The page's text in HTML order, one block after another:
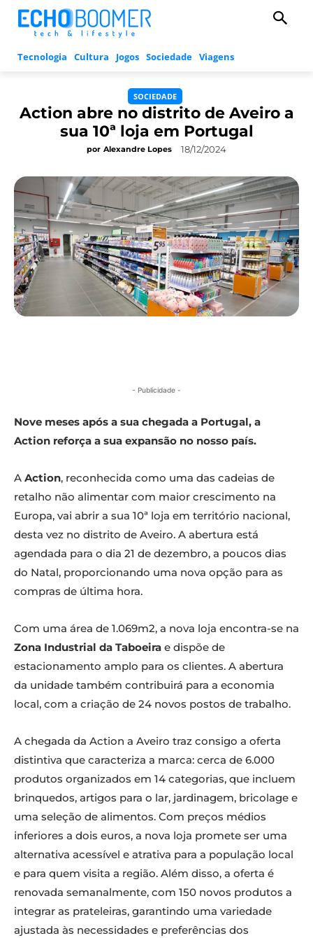
Tecnologia Cultura Jogos Sociedade Viagens
SOCIEDADE
Action abre no distrito de Aveiro a
sua 10ª loja em Portugal
por Alexandre Lopes 18/12/2024
- Publicidade -
Nove meses após a sua chegada a Portugal, a
Action reforça a sua expansão no nosso país.
A Action, reconhecida como uma das cadeias de
retalho não alimentar com maior crescimento na
Europa, vai abrir a sua 10ª loja em território nacional,
desta vez no distrito de Aveiro. A abertura está
agendada para o dia 21 de dezembro, a poucos dias
do Natal, proporcionando uma nova opção para as
compras de última hora.
Com uma área de 1.069m2, a nova loja encontra-se na
Zona Industrial da Taboeira e dispõe de
estacionamento amplo para os clientes. A abertura
da unidade também contribuirá para a economia
local, com a criação de 24 novos postos de trabalho.
A chegada da Action a Aveiro traz consigo a oferta
distintiva que caracteriza a marca: cerca de 6.000
produtos organizados em 14 categorias, que incluem
brinquedos, artigos para o lar, jardinagem, bricolage e
uma seleção de alimentos. Com preços médios
inferiores a dois euros, a nova loja promete ser uma
alternativa acessível e atrativa para a população local
e para quem visita a região. Além disso, a oferta é
renovada semanalmente, com 150 novos produtos a
integrar as prateleiras, garantindo uma variedade
ajustada às necessidades e preferências dos